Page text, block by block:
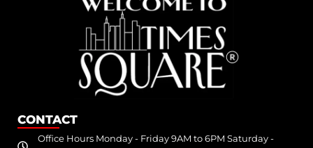
CONTACT
Office Hours Monday - Friday 9AM to 6PM Saturday -